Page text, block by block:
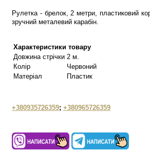
Рулетка - брелок, 2 метри, пластиковий
зручний металевий карабін.
Характеристики товару
Довжина стрічки 2 м.
Колір
Червоний
Матеріал
Пластик
+380935726359; +380965726359